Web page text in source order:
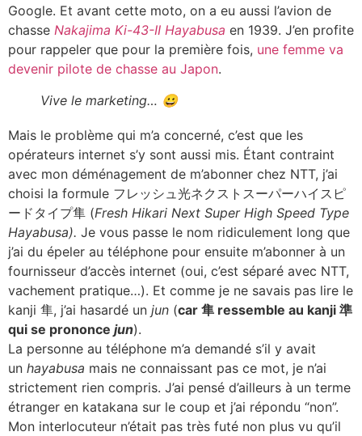
Google. Et avant cette moto, on a eu aussi l’avion de
chasse Nakajima Ki-43-II Hayabusa en 1939. J’en profite
pour rappeler que pour la première fois, une femme va
devenir pilote de chasse au Japon.
Vive le marketing… 😀
Mais le problème qui m’a concerné, c’est que les
opérateurs internet s’y sont aussi mis. Étant contraint
avec mon déménagement de m’abonner chez NTT, j’ai
choisi la formule フレッシュ光ネクストスーパーハイスピ
ードタイプ隼 (Fresh Hikari Next Super High Speed Type
Hayabusa). Je vous passe le nom ridiculement long que
j’ai du épeler au téléphone pour ensuite m’abonner à un
fournisseur d’accès internet (oui, c’est séparé avec NTT,
vachement pratique…). Et comme je ne savais pas lire le
kanji 隼, j’ai hasardé un jun (car 隼 ressemble au kanji 準
qui se prononce jun).
La personne au téléphone m’a demandé s’il y avait
un hayabusa mais ne connaissant pas ce mot, je n’ai
strictement rien compris. J’ai pensé d’ailleurs à un terme
étranger en katakana sur le coup et j’ai répondu “non”.
Mon interlocuteur n’était pas très futé non plus vu qu’il